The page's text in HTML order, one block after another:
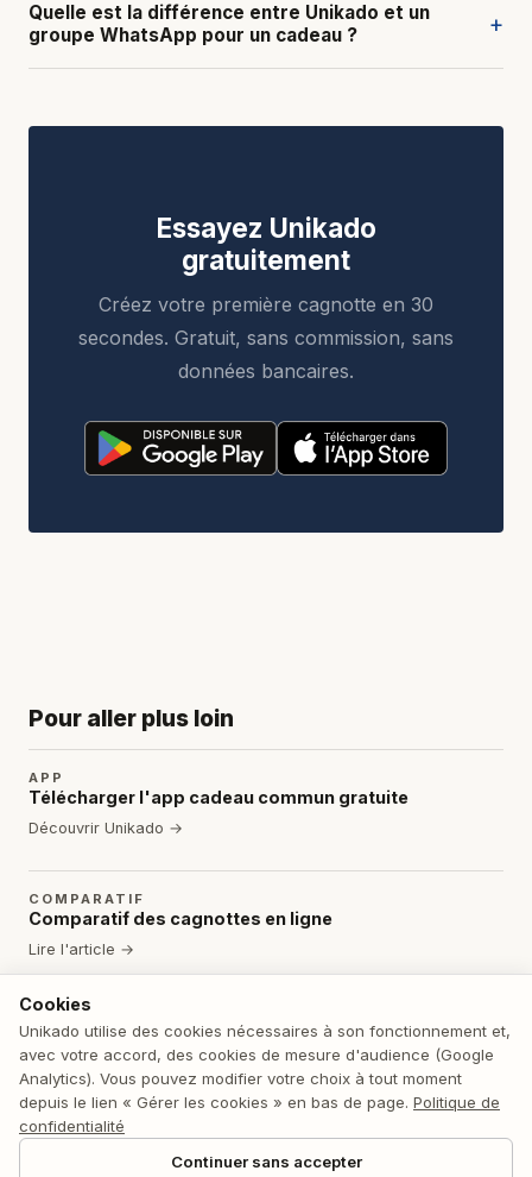
Quelle est la différence entre Unikado et un
groupe WhatsApp pour un cadeau ?
+
Essayez Unikado
gratuitement
Créez votre première cagnotte en 30
secondes. Gratuit, sans commission, sans
données bancaires.
Pour aller plus loin
APP
Télécharger l'app cadeau commun gratuite
Découvrir Unikado →
COMPARATIF
Comparatif des cagnottes en ligne
Lire l'article →
Cagnotte entre amis
Lire l'article →
Cookies
Unikado utilise des cookies nécessaires à son fonctionnement et,
avec votre accord, des cookies de mesure d'audience (Google
Analytics). Vous pouvez modifier votre choix à tout moment
depuis le lien « Gérer les cookies » en bas de page. Politique de
confidentialité
Continuer sans accepter